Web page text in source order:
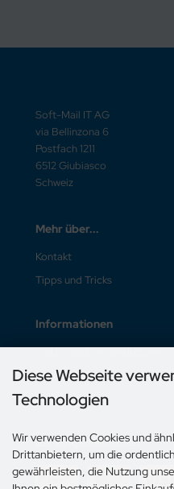
Soft-Mail IT AG
via Bellinzona 6
Postfach 1211
6512 Giubiasco
Schweiz
Mehr über...
Kontakt
Tipps und Tricks
Informationen
Liefer- und Versandkosten
Unsere AGB
Impressum
Zahlungsmethoden
Diese Webseite
Technologien
Wir verwenden Cookies und
Drittanbietern, um die
gewährleisten, die Nutzung